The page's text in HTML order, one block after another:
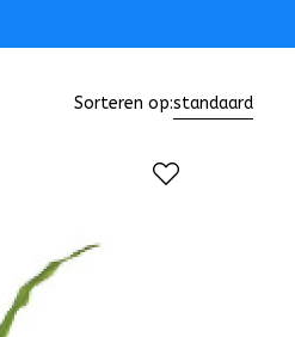
Sorteren op:standaard